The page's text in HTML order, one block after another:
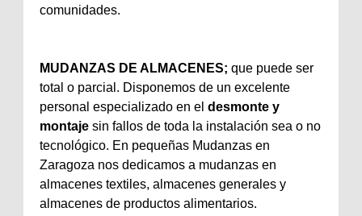
comunidades.
MUDANZAS DE ALMACENES; que puede ser
total o parcial. Disponemos de un excelente
personal especializado en el desmonte y
montaje sin fallos de toda la instalación sea o no
tecnológico. En pequeñas Mudanzas en
Zaragoza nos dedicamos a mudanzas en
almacenes textiles, almacenes generales y
almacenes de productos alimentarios.